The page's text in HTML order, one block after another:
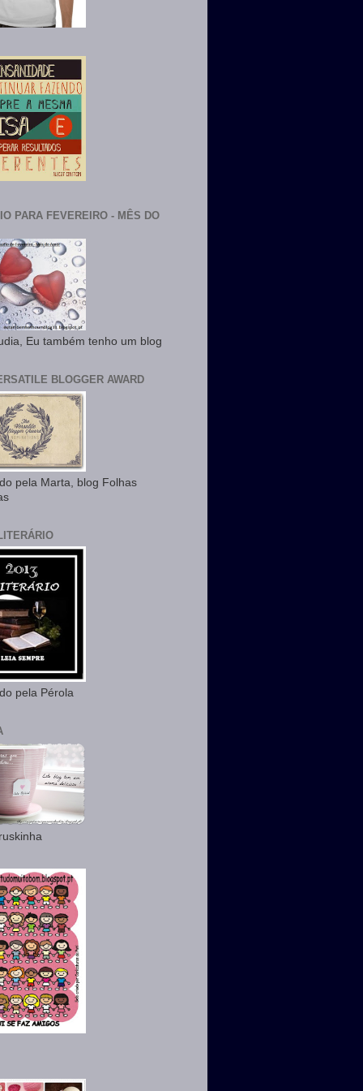
PARA FEVEREIRO - MÊS DO
Eu também tenho um blog
BLOGGER AWARD
pela Marta, blog Folhas
pela Pérola